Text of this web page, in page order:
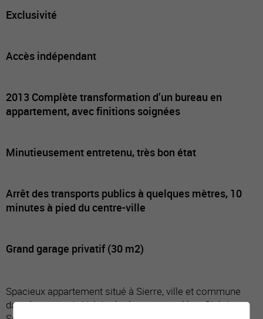
Exclusivité
Accès indépendant
2013 Complète transformation d’un bureau en
appartement, avec finitions soignées
Minutieusement entretenu, très bon état
Arrêt des transports publics à quelques mètres, 10
minutes à pied du centre-ville
Grand garage privatif (30 m2)
Spacieux appartement situé à Sierre, ville et commune
dans le centre du Valais, également appelée « Cité du